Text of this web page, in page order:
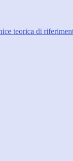
teorica di